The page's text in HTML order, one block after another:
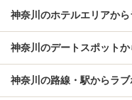
神奈川のホテルエリアか
神奈川のデートスポット
神奈川の路線・駅からラ